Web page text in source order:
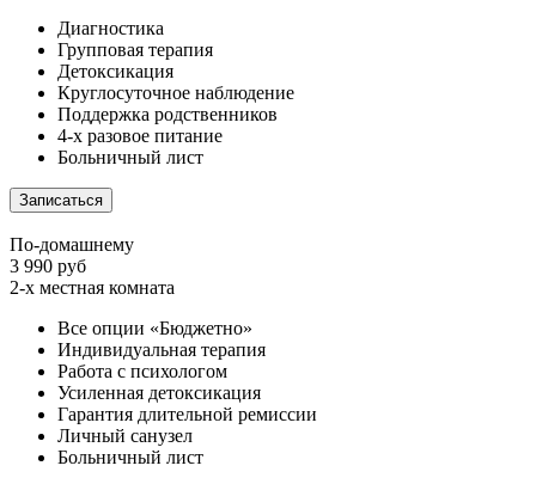
Диагностика
Групповая терапия
Детоксикация
Круглосуточное наблюдение
Поддержка родственников
4-х разовое питание
Больничный лист
Записаться
По-домашнему
3 990 руб
2-х местная комната
Все опции «Бюджетно»
Индивидуальная терапия
Работа с психологом
Усиленная детоксикация
Гарантия длительной ремиссии
Личный санузел
Больничный лист